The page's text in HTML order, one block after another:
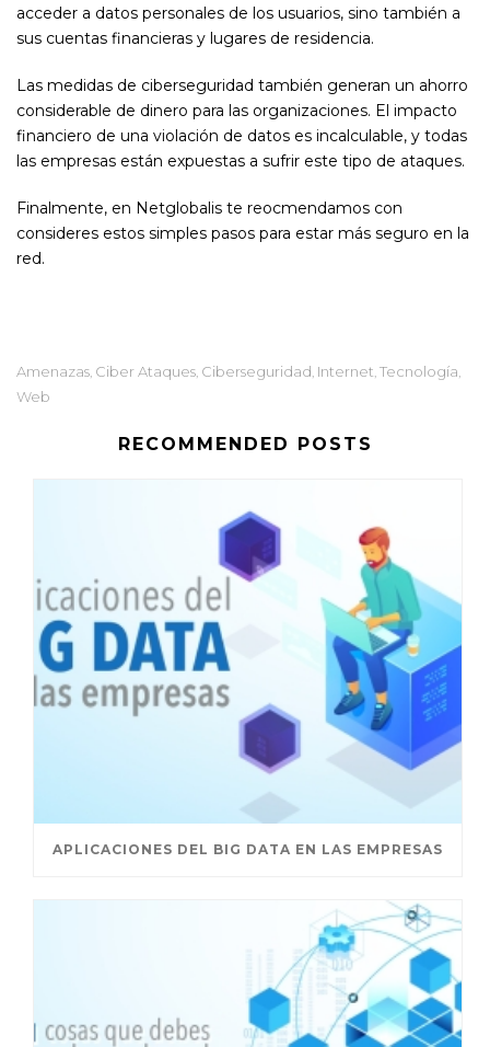
acceder a datos personales de los usuarios, sino también a
sus cuentas financieras y lugares de residencia.
Las medidas de ciberseguridad también generan un ahorro
considerable de dinero para las organizaciones. El impacto
financiero de una violación de datos es incalculable, y todas
las empresas están expuestas a sufrir este tipo de ataques.
Finalmente, en Netglobalis te reocmendamos con
consideres estos simples pasos para estar más seguro en la
red.
Amenazas, Ciber Ataques, Ciberseguridad, Internet, Tecnología,
Web
RECOMMENDED POSTS
APLICACIONES DEL BIG DATA EN LAS EMPRESAS